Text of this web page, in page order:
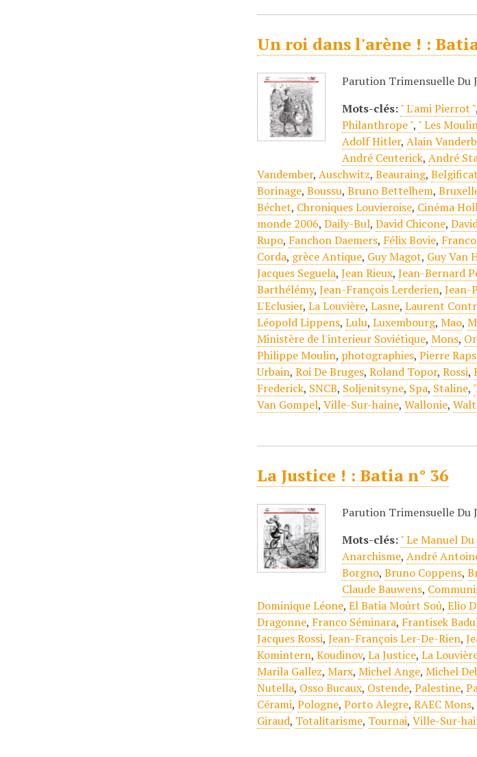
Un roi dans l'arène ! :
Parution Trimensuelle Du
Mots-clés:" L'ami Pierrot ",
Philanthrope ", " Les
Adolf Hitler,Alain
André Ceuterick,André
Vandember,Auschwitz,Beauraing,
Borinage,Boussu,Bruno Bettelhem,
Béchet, Chroniques Louvieroise, Cinéma
monde 2006,Daily-Bul,David Chicone,
Rupo, Fanchon Daemers, Félix Bovie,
Corda, grèce Antique, Guy Magot, Guy Van
Jacques Seguela,Jean Rieux,Jean-Bernard
Barthélémy,Jean-François Lerderien,Jean-
L'Eclusier,La Louvière,Lasne,Laurent
Léopold Lippens,Lulu,Luxembourg,Mao,
Ministère de l'interieur Soviétique,Mons,
Philippe Moulin, photographies,Pierre
Urbain,Roi De Bruges,Roland Topor,Rossi,
Frederick, SNCB, Soljenitsyne, Spa, Staline,
Van Gompel,Ville-Sur-haine,Wallonie,
La Justice ! : Batia n° 36
Parution Trimensuelle Du
Mots-clés:" Le Manuel
Anarchisme,André
Borgno,Bruno Coppens,
Claude Bauwens,
Dominique Léone,El Batia Moûrt Soû,Elio
Dragonne, Franco Séminara, Frantisek
Jacques Rossi,Jean-François Ler-De-Rien,
Komintern,Koudinov,La Justice,La
Marila Gallez,Marx,Michel Ange,Michel
Nutella, Osso Bucaux, Ostende,Palestine,
Cérami,Pologne,Porto Alegre,RAEC Mons,
Giraud, Totalitarisme, Tournai,Ville-Sur-